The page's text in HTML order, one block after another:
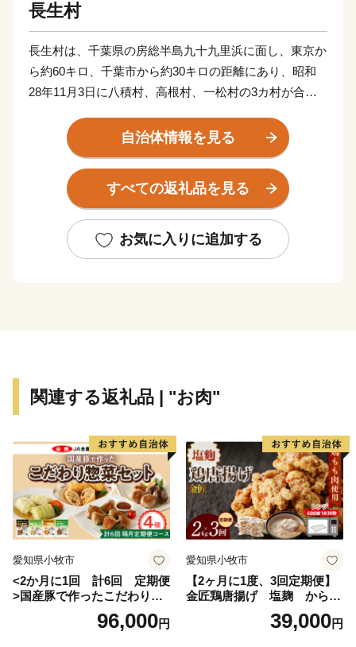
長生村
長生村は、千葉県の房総半島九十九里浜に面し、東京か
ら約60キロ、千葉市から約30キロの距離にあり、昭和
28年11月3日に八積村、高根村、一松村の3カ村が合併
6.0キロで、面積は28.25平方キロ。太平洋の黒潮による
影響を受けて、年間を通して温暖な気候です。
産業は、温暖な気候と平たんな地形を活用して、稲作や
野菜栽培、酪農などのほか、九十九里浜での沿岸漁業を
団地が開設されたことにより、工業生産が飛躍的に伸び
ています。
のとれた活力ある利便性の高いまちづくりを進めていま
自治体情報を見る
すべての返礼品を見る
お気に入りに追加する
関連する返礼品 | "お肉"
愛知県小牧市
<2か月に1回 計6回 定期便
>国産豚で作ったこだわり惣
96,000円
愛知県小牧市
【2ヶ月に1度、3回定期便】
金匠鶏唐揚げ 塩麹 からあ
39,000円